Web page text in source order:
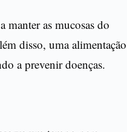
manter as mucosas do
disso, uma alimentação
a prevenir doenças.